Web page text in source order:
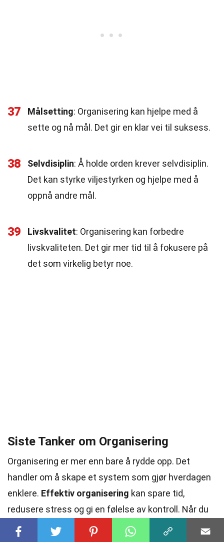
37 Målsetting: Organisering kan hjelpe med å
sette og nå mål. Det gir en klar vei til suksess.
38 Selvdisiplin: Å holde orden krever selvdisiplin.
Det kan styrke viljestyrken og hjelpe med å
oppnå andre mål.
39 Livskvalitet: Organisering kan forbedre
livskvaliteten. Det gir mer tid til å fokusere på
det som virkelig betyr noe.
Siste Tanker om Organisering
Organisering er mer enn bare å rydde opp. Det
handler om å skape et system som gjør hverdagen
enklere. Effektiv organisering kan spare tid,
redusere stress og gi en følelse av kontroll. Når du
har en plan, blir det lettere å holde orden. En